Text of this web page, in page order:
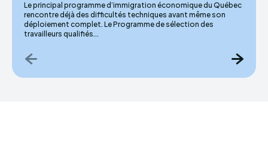
Le principal programme d’immigration économique du Québec
rencontre déjà des difficultés techniques avant même son
déploiement complet. Le Programme de sélection des
travailleurs qualifiés...